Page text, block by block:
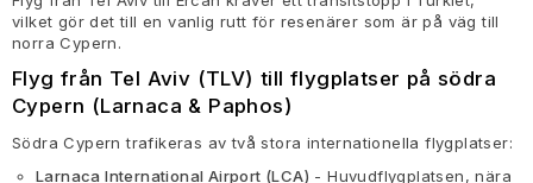
vilket gör det till en vanlig rutt för resenärer som är på väg till
norra Cypern.
Flyg från Tel Aviv (TLV) till flygplatser på södra
Cypern (Larnaca & Paphos)
Södra Cypern trafikeras av två stora internationella flygplatser:
Larnaca International Airport (LCA) - Huvudflygplatsen, nära